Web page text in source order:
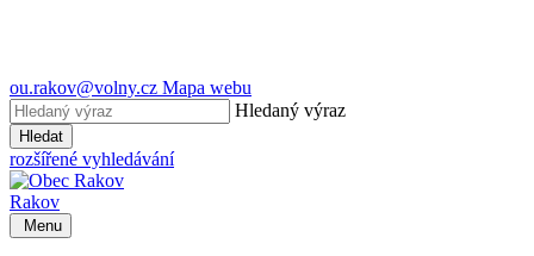
ou.rakov@volny.cz Mapa webu
Hledaný výraz
Hledat
rozšířené vyhledávání
Rakov
Menu